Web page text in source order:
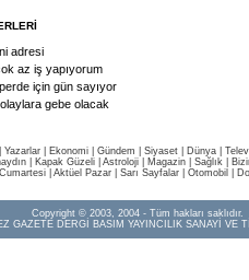
adresi
az iş yapıyorum
için gün sayıyor
gebe olacak
Yazarlar Ekonomi Gündem Siyaset Dünya |
Kapak Güzeli Astroloji Magazin Sağlık
Cumartesi| Aktüel Pazar| Sarı Sayfalar| Otomobil
Copyright © 2003, 2004 - Tüm hakları saklıdır.
GAZETE DERGİ BASIM YAYINCILIK SANAYİ VE